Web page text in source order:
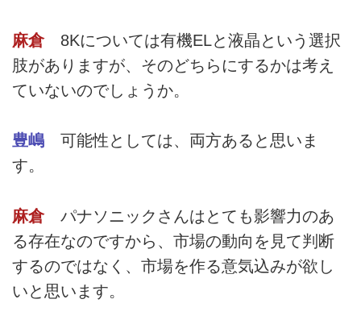
麻倉8Kについては有機ELと液晶という選択
肢がありますが、そのどちらにするかは考え
ていないのでしょうか。
豊嶋 可能性としては、両方あると思いま
す。
麻倉パナソニックさんはとても影響力のあ
る存在なのですから、市場の動向を見て判断
するのではなく、市場を作る意気込みが欲し
いと思います。